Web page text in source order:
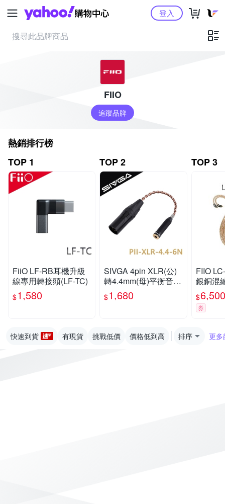
Yahoo購物中心登入
FIIO
追蹤品牌
熱銷排行榜
TOP 1
FiiO LF-RB耳機升級
線專用轉接頭(LF-TC)
$1,580
TOP 2
SIVGA 4pin XLR(公)
轉4.4mm(母)平衡音源
轉接線
$1,680
TOP 3
FIIO
銀銅混
CX耳
版)
$6,500
券
快速到貨 有現貨 挑戰低價 價格低到高 排序 更多